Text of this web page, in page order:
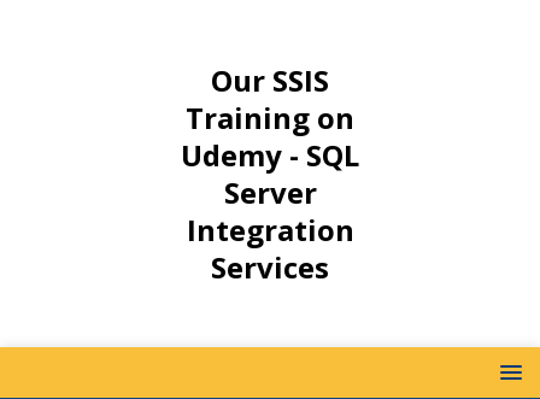
Our SSIS
Training on
Udemy - SQL
Server
Integration
Services